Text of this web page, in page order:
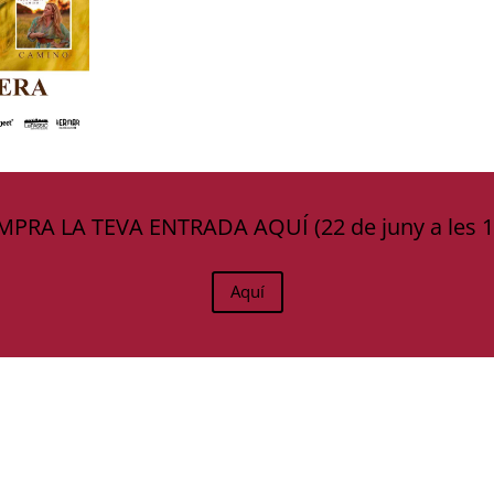
LA TEVA ENTRADA AQUÍ (22 de juny a les
Aquí